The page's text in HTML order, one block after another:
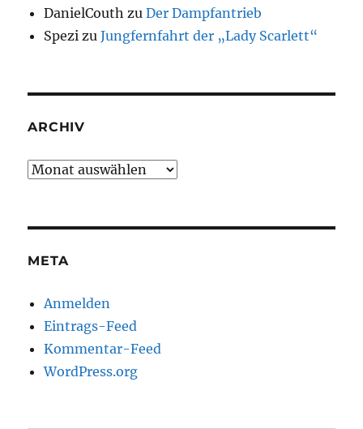
DanielCouth zuDer Dampfantrieb
Spezi zuJungfernfahrt der „Lady Scarlett“
ARCHIV
Archiv
META
Anmelden
Eintrags-Feed
Kommentar-Feed
WordPress.org